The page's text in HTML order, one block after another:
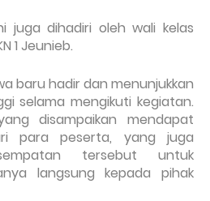
juga dihadiri oleh wali kelas
1 Jeunieb.
baru hadir dan menunjukkan
selama mengikuti kegiatan.
disampaikan mendapat
para peserta, yang juga
tersebut untuk
langsung kepada pihak